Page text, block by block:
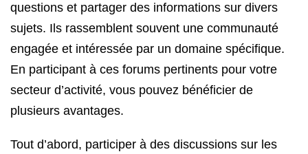
questions et partager des informations sur divers
sujets. Ils rassemblent souvent une communauté
engagée et intéressée par un domaine spécifique.
En participant à ces forums pertinents pour votre
secteur d’activité, vous pouvez bénéficier de
plusieurs avantages.
Tout d’abord, participer à des discussions sur les